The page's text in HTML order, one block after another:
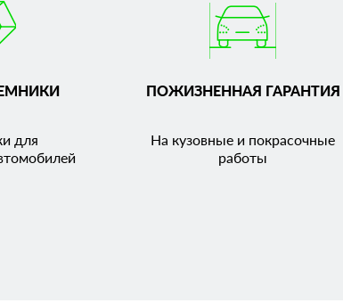
для
ПОЖИЗНЕННАЯ ГАРАНТИЯ
На кузовные и покрасочные
работы